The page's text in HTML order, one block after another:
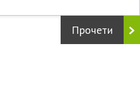
Прочети